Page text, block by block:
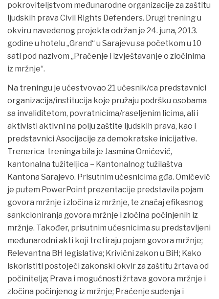
pokroviteljstvom međunarodne organizacije za zaštitu
ljudskih prava Civil Rights Defenders. Drugi trening u
okviru navedenog projekta održan je 24. juna, 2013.
godine u hotelu „Grand“ u Sarajevu sa početkom u 10
sati pod nazivom „Praćenje i izvještavanje o zločinima
iz mržnje“.
Na treningu je učestvovao 21 učesnik/ca predstavnici
organizacija/institucija koje pružaju podršku osobama
sa invaliditetom, povratnicima/raseljenim licima, ali i
aktivisti aktivni na polju zaštite ljudskih prava, kao i
predstavnici Asocijacije za demokratske inicijative.
Trenerica treninga bila je Jasmina Omićević,
kantonalna tužiteljica – Kantonalnog tužilaštva
Kantona Sarajevo. Prisutnim učesnicima gđa. Omićević
je putem PowerPoint prezentacije predstavila pojam
govora mržnje i zločina iz mržnje, te značaj efikasnog
sankcioniranja govora mržnje i zločina počinjenih iz
mržnje. Također, prisutnim učesnicima su predstavljeni
međunarodni akti koji tretiraju pojam govora mržnje;
Relevantna BH legislativa; Krivični zakon u BiH; Kako
iskoristiti postojeći zakonski okvir za zaštitu žrtava od
počinitelja; Prava i mogućnosti žrtava govora mržnje i
zločina počinjenog iz mržnje; Praćenje suđenja i